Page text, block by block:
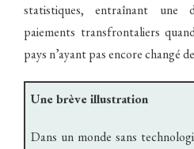
statistiques, entraînant une
paiements transfrontaliers
pays n’ayant pas encore changé
Unebrève illustration
Dans un monde sans